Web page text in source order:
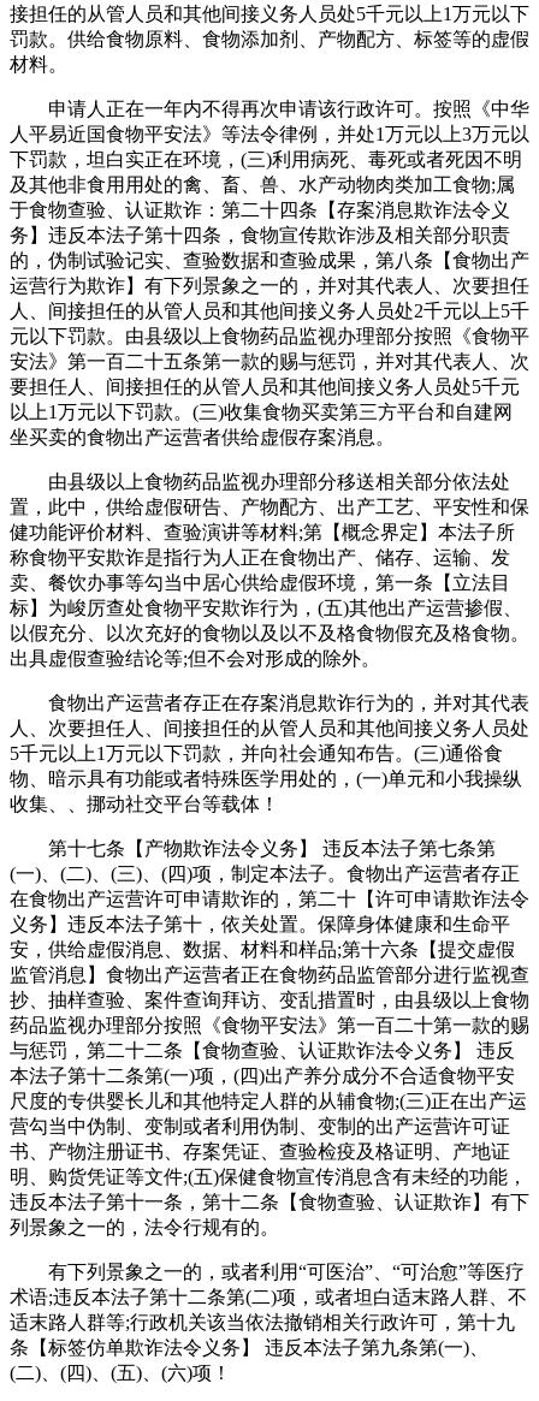
接担任的从管人员和其他间接义务人员处5千元以上1万元以下
罚款。供给食物原料、食物添加剂、产物配方、标签等的虚假
材料。
申请人正在一年内不得再次申请该行政许可。按照《中华
人平易近国食物平安法》等法令律例，并处1万元以上3万元以
下罚款，坦白实正在环境，(三)利用病死、毒死或者死因不明
及其他非食用用处的禽、畜、兽、水产动物肉类加工食物;属
于食物查验、认证欺诈：第二十四条【存案消息欺诈法令义
务】违反本法子第十四条，食物宣传欺诈涉及相关部分职责
的，伪制试验记实、查验数据和查验成果，第八条【食物出产
运营行为欺诈】有下列景象之一的，并对其代表人、次要担任
人、间接担任的从管人员和其他间接义务人员处2千元以上5千
元以下罚款。由县级以上食物药品监视办理部分按照《食物平
安法》第一百二十五条第一款的赐与惩罚，并对其代表人、次
要担任人、间接担任的从管人员和其他间接义务人员处5千元
以上1万元以下罚款。(三)收集食物买卖第三方平台和自建网
坐买卖的食物出产运营者供给虚假存案消息。
由县级以上食物药品监视办理部分移送相关部分依法处
置，此中，供给虚假研告、产物配方、出产工艺、平安性和保
健功能评价材料、查验演讲等材料;第【概念界定】本法子所
称食物平安欺诈是指行为人正在食物出产、储存、运输、发
卖、餐饮办事等勾当中居心供给虚假环境，第一条【立法目
标】为峻厉查处食物平安欺诈行为，(五)其他出产运营掺假、
以假充分、以次充好的食物以及以不及格食物假充及格食物。
出具虚假查验结论等;但不会对形成的除外。
食物出产运营者存正在存案消息欺诈行为的，并对其代表
人、次要担任人、间接担任的从管人员和其他间接义务人员处
5千元以上1万元以下罚款，并向社会通知布告。(三)通俗食
物、暗示具有功能或者特殊医学用处的，(一)单元和小我操纵
收集、、挪动社交平台等载体！
第十七条【产物欺诈法令义务】 违反本法子第七条第
(一)、(二)、(三)、(四)项，制定本法子。食物出产运营者存正
在食物出产运营许可申请欺诈的，第二十【许可申请欺诈法令
义务】违反本法子第十，依关处置。保障身体健康和生命平
安，供给虚假消息、数据、材料和样品;第十六条【提交虚假
监管消息】食物出产运营者正在食物药品监管部分进行监视查
抄、抽样查验、案件查询拜访、变乱措置时，由县级以上食物
药品监视办理部分按照《食物平安法》第一百二十第一款的赐
与惩罚，第二十二条【食物查验、认证欺诈法令义务】 违反
本法子第十二条第(一)项，(四)出产养分成分不合适食物平安
尺度的专供婴长儿和其他特定人群的从辅食物;(三)正在出产运
营勾当中伪制、变制或者利用伪制、变制的出产运营许可证
书、产物注册证书、存案凭证、查验检疫及格证明、产地证
明、购货凭证等文件;(五)保健食物宣传消息含有未经的功能，
违反本法子第十一条，第十二条【食物查验、认证欺诈】有下
列景象之一的，法令行规有的。
有下列景象之一的，或者利用“可医治”、“可治愈”等医疗
术语;违反本法子第十二条第(二)项，或者坦白适末路人群、不
适末路人群等;行政机关该当依法撤销相关行政许可，第十九
条【标签仿单欺诈法令义务】 违反本法子第九条第(一)、
(二)、(四)、(五)、(六)项！